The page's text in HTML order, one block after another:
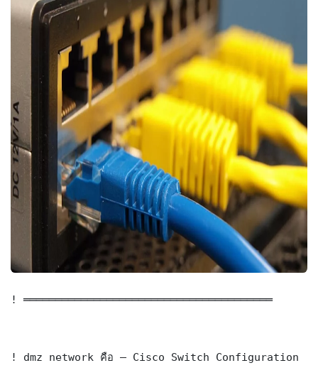
! ═══════════════════════════════════════
! dmz network คือ — Cisco Switch Configuration